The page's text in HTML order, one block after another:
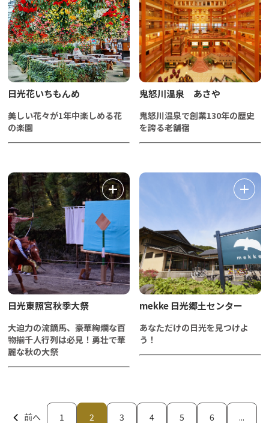
日光花いちもんめ
美しい花々が1年中楽しめる花
の楽園
鬼怒川温泉 あさや
鬼怒川温泉で創業130年の歴史
を誇る老舗宿
日光東照宮秋季大祭
大迫力の流鏑馬、豪華絢爛な百
物揃千人行列は必見！勇壮で華
麗な秋の大祭
mekke 日光郷土センター
あなただけの日光を見つけよ
う！
前へ 1 2 3 4 5 6 ...